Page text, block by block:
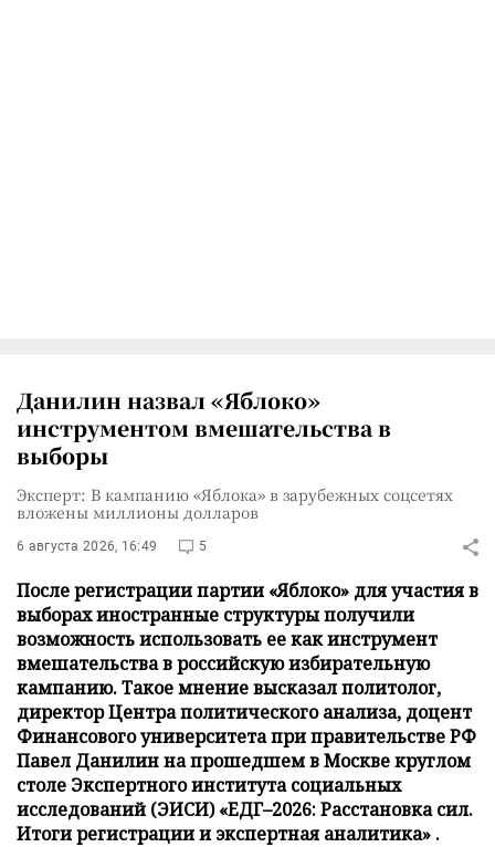
Данилин назвал «Яблоко»
инструментом вмешательства в
выборы
Эксперт: В кампанию «Яблока» в зарубежных соцсетях
вложены миллионы долларов
6 августа 2026, 16:49 5
После регистрации партии «Яблоко» для участия в
выборах иностранные структуры получили
возможность использовать ее как инструмент
вмешательства в российскую избирательную
кампанию. Такое мнение высказал политолог,
директор Центра политического анализа, доцент
Финансового университета при правительстве РФ
Павел Данилин на прошедшем в Москве круглом
столе Экспертного института социальных
исследований (ЭИСИ) «ЕДГ–2026: Расстановка сил.
Итоги регистрации и экспертная аналитика» .